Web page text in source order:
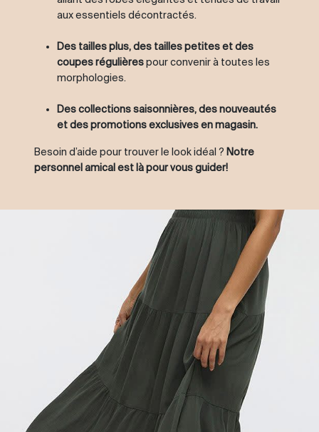
aux essentiels décontractés.
Des tailles plus, des tailles petites et des
coupes régulièrespour convenir à toutes les
morphologies.
Des collections saisonnières, des nouveautés
et des promotions exclusives en magasin.
Besoin d’aide pour trouver le look idéal ? Notre
personnel amical est là pour vous guider!